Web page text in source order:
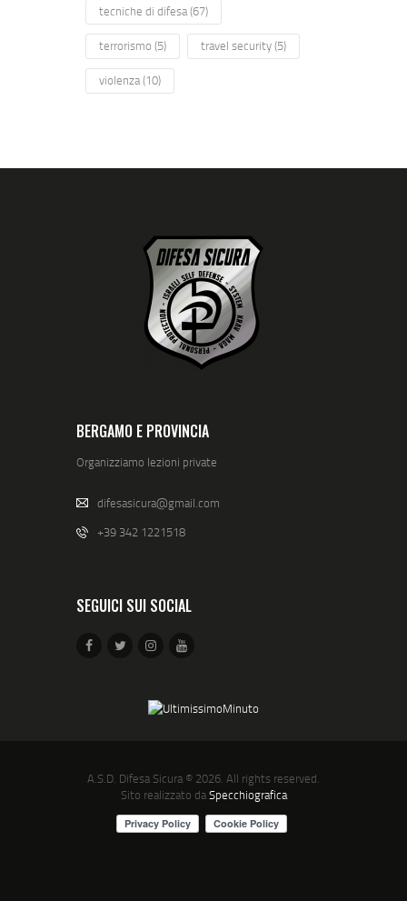
tecniche di difesa(67)
terrorismo (5) travel security(5)
violenza(10)
BERGAMO E PROVINCIA
Organizziamo lezioni private
difesasicura@gmail.com
+39 342 1221518
SEGUICI SUI SOCIAL
A.S.D. Difesa Sicura © 2026. All rights reserved.
Sito realizzato daSpecchiografica